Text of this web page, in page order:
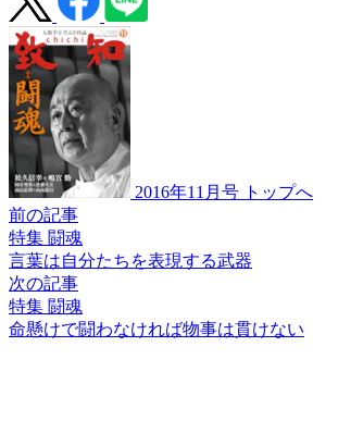
2016年11月号 トップへ
前の記事
特集 闘魂
言葉は自分たちを表現する武器
次の記事
特集 闘魂
命懸けで闘わなければ物事は貫けない